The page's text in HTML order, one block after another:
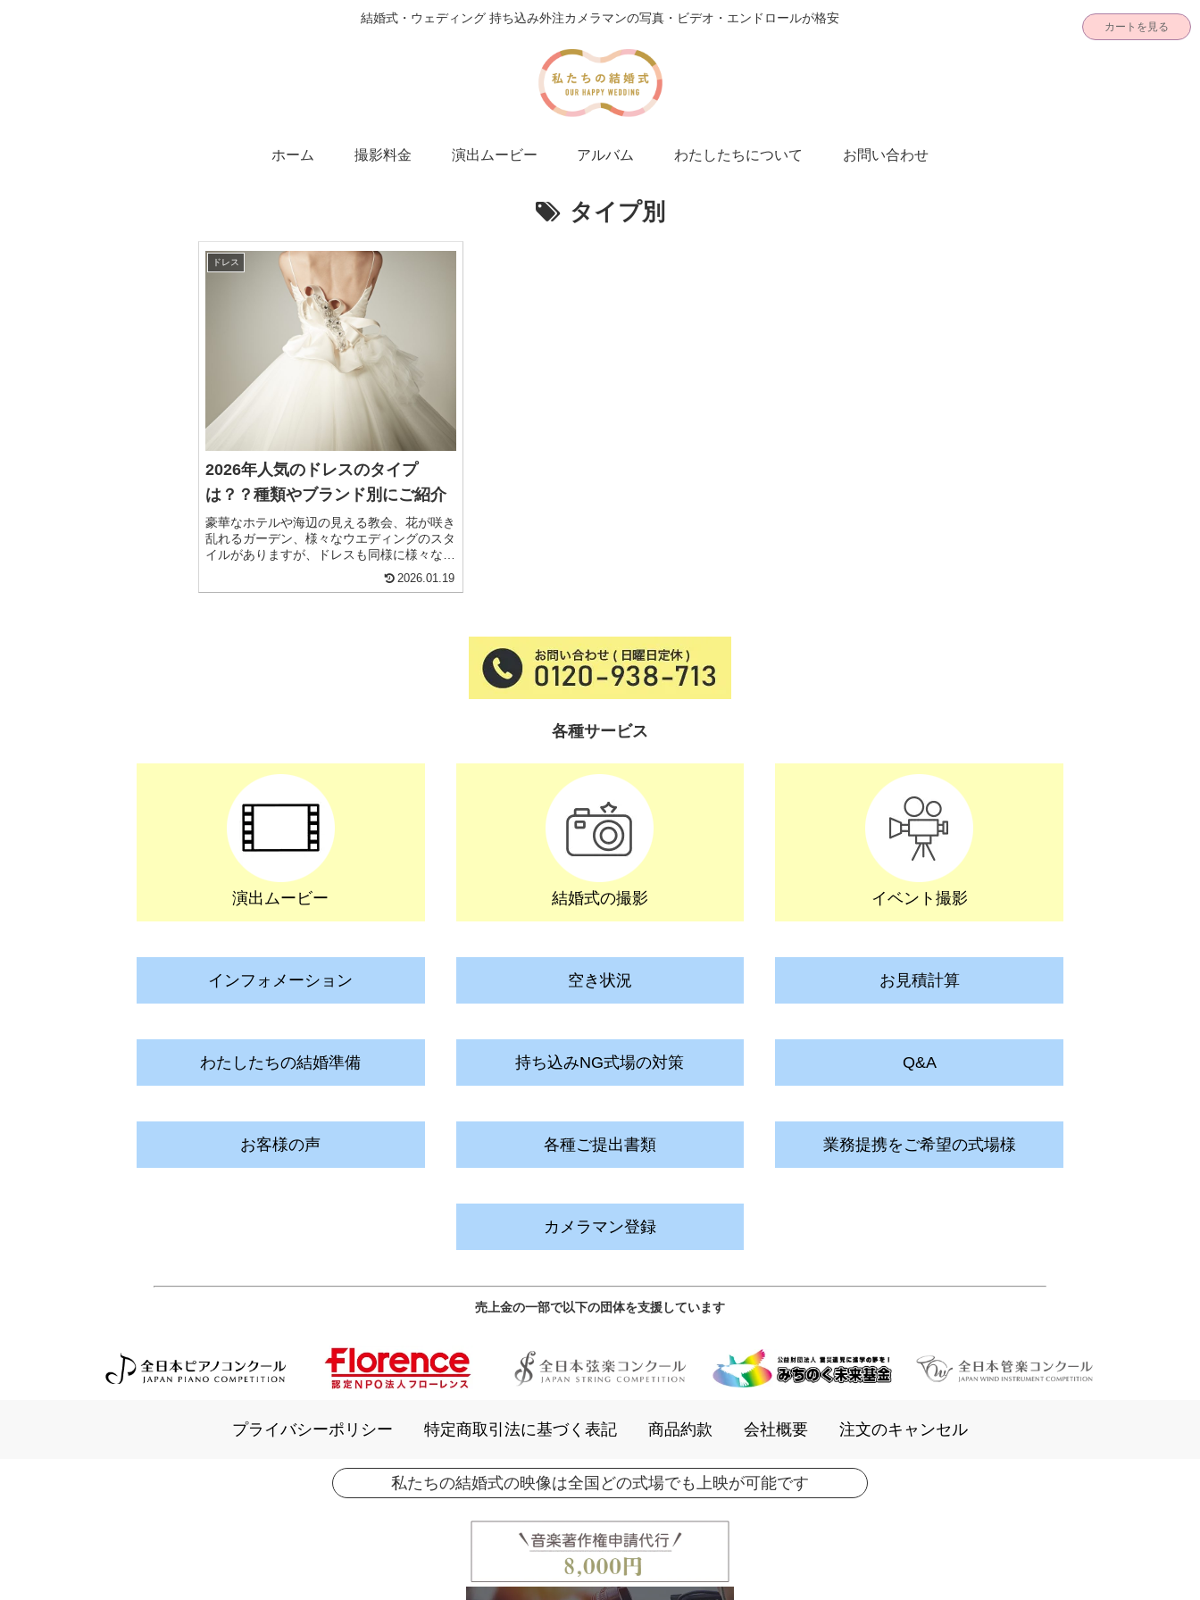
カートを見る
結婚式・ウェディング 持ち込み外注カメラマンの写真・ビデオ・エンドロールが格安
ホーム 撮影料金 演出ムービー アルバム わたしたちについて お問い合わせ
タイプ別
ドレス
2026年人気のドレスのタイプ
は？？種類やブランド別にご紹介
豪華なホテルや海辺の見える教会、花が咲き
乱れるガーデン、様々なウエディングのスタ
イルがありますが、ドレスも同様に様々な種
類があり、どれか一つを選ぶのは難しいです
よね。ウエディングドレスのデザインによっ
2026.01.19
各種サービス
演出ムービー 結婚式の撮影 イベント撮影
インフォメーション 空き状況 お見積計算
わたしたちの結婚準備 持ち込みNG式場の対策 Q&A
お客様の声 各種ご提出書類 業務提携をご希望の式場様
カメラマン登録
売上金の一部で以下の団体を支援しています
プライバシーポリシー 特定商取引法に基づく表記 商品約款 会社概要 注文のキャンセル
私たちの結婚式の映像は全国どの式場でも上映が可能です